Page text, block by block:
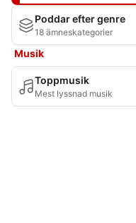
Poddar efter genre
18 ämneskategorier
Musik
Toppmusik
Mest lyssnad musik